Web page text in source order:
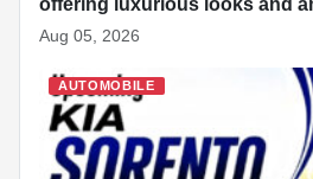
offering luxurious looks and
Aug 05, 2026
AUTOMOBILE